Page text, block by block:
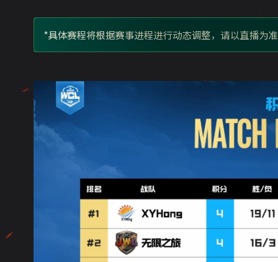
*具体赛程将根据赛事进程进行动态调整，请以直播为准